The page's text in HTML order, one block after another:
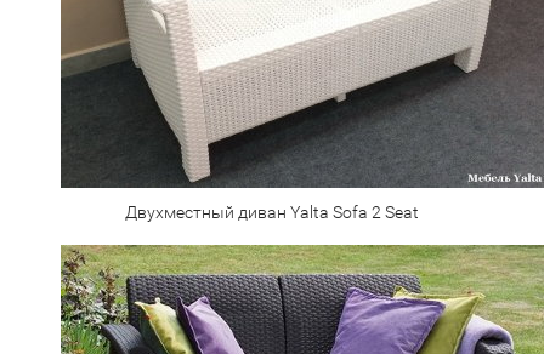
Двухместный диван Yalta Sofa 2 Seat